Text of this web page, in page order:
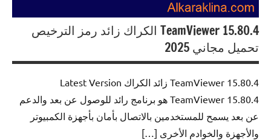
TeamViewer 15.80.4 الكراك زائد رمز الترخيص
تحميل مجاني 2025
TeamViewer 15.80.4 زائد الكراك Latest Version
TeamViewer 15.80.4 هو برنامج رائد للوصول عن بعد والدعم
عن بعد يسمح للمستخدمين بالاتصال بأمان بأجهزة الكمبيوتر
والأجهزة والخوادم الأخرى […]